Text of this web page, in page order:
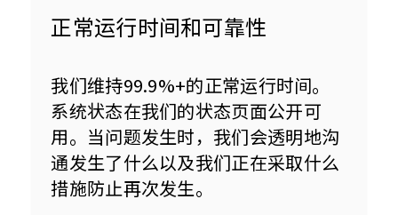
正常运行时间和可靠性
我们维持99.9%+的正常运行时间。
系统状态在我们的状态页面公开可
用。当问题发生时，我们会透明地沟
通发生了什么以及我们正在采取什么
措施防止再次发生。